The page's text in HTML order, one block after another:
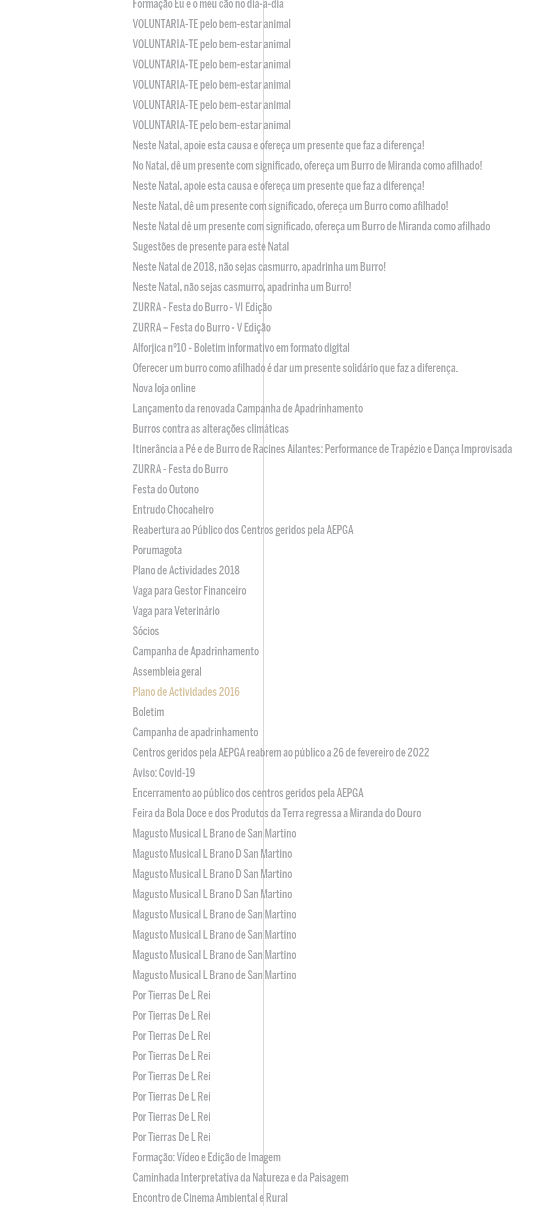
Formação Eu e o meu cão no dia-a-dia
VOLUNTARIA-TE pelo bem-estar animal
VOLUNTARIA-TE pelo bem-estar animal
VOLUNTARIA-TE pelo bem-estar animal
VOLUNTARIA-TE pelo bem-estar animal
VOLUNTARIA-TE pelo bem-estar animal
VOLUNTARIA-TE pelo bem-estar animal
Neste Natal, apoie esta causa e ofereça um presente que faz a diferença!
No Natal, dê um presente com significado, ofereça um Burro de Miranda como afilhado!
Neste Natal, apoie esta causa e ofereça um presente que faz a diferença!
Neste Natal, dê um presente com significado, ofereça um Burro como afilhado!
Neste Natal dê um presente com significado, ofereça um Burro de Miranda como afilhado
Sugestões de presente para este Natal
Neste Natal de 2018, não sejas casmurro, apadrinha um Burro!
Neste Natal, não sejas casmurro, apadrinha um Burro!
ZURRA - Festa do Burro - VI Edição
ZURRA – Festa do Burro - V Edição
Alforjica nº10 - Boletim informativo em formato digital
Oferecer um burro como afilhado é dar um presente solidário que faz a diferença.
Nova loja online
Lançamento da renovada Campanha de Apadrinhamento
Burros contra as alterações climáticas
Itinerância a Pé e de Burro de Racines Ailantes: Performance de Trapézio e Dança Improvisada
ZURRA - Festa do Burro
Festa do Outono
Entrudo Chocaheiro
Reabertura ao Público dos Centros geridos pela AEPGA
Porumagota
Plano de Actividades 2018
Vaga para Gestor Financeiro
Vaga para Veterinário
Sócios
Campanha de Apadrinhamento
Assembleia geral
Plano de Actividades 2016
Boletim
Campanha de apadrinhamento
Centros geridos pela AEPGA reabrem ao público a 26 de fevereiro de 2022
Aviso: Covid-19
Encerramento ao público dos centros geridos pela AEPGA
Feira da Bola Doce e dos Produtos da Terra regressa a Miranda do Douro
Magusto Musical L Brano de San Martino
Magusto Musical L Brano D San Martino
Magusto Musical L Brano D San Martino
Magusto Musical L Brano D San Martino
Magusto Musical L Brano de San Martino
Magusto Musical L Brano de San Martino
Magusto Musical L Brano de San Martino
Magusto Musical L Brano de San Martino
Por Tierras De L Rei
Por Tierras De L Rei
Por Tierras De L Rei
Por Tierras De L Rei
Por Tierras De L Rei
Por Tierras De L Rei
Por Tierras De L Rei
Por Tierras De L Rei
Formação: Vídeo e Edição de Imagem
Caminhada Interpretativa da Natureza e da Paisagem
Encontro de Cinema Ambiental e Rural